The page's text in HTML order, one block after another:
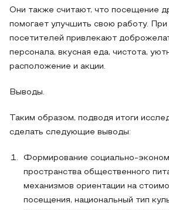
Они также считают, что посещение
помогает улучшить свою работу.
посетителей привлекают
персонала, вкусная еда, чистота,
расположение и акции.
Выводы.
Таким образом, подводя итоги
сделать следующие выводы:
Формирование социально-
пространства общественного
механизмов ориентации на
посещения, национальный тип